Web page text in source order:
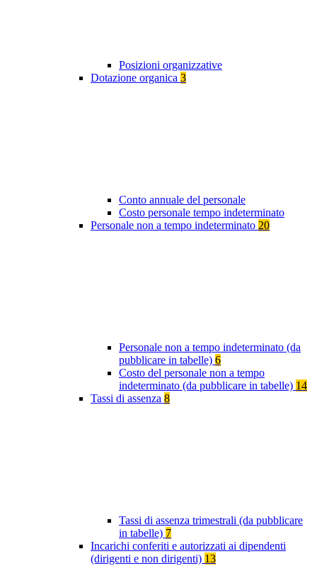
Posizioni organizzative
Dotazione organica 3
Conto annuale del personale
Costo personale tempo indeterminato
Personale non a tempo indeterminato 20
Personale non a tempo indeterminato (da
pubblicare in tabelle) 6
Costo del personale non a tempo
indeterminato (da pubblicare in tabelle) 14
Tassi di assenza 8
Tassi di assenza trimestrali (da pubblicare
in tabelle) 7
Incarichi conferiti e autorizzati ai dipendenti
(dirigenti e non dirigenti) 13